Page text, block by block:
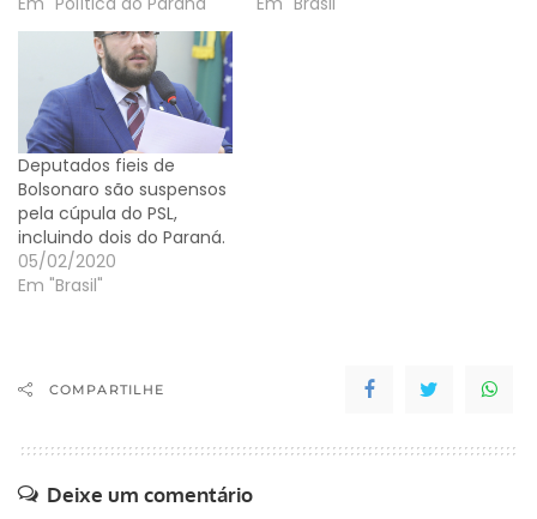
Deputados fieis de
Bolsonaro são suspensos
pela cúpula do PSL,
incluindo dois do Paraná.
05/02/2020
Em "Brasil"
COMPARTILHE
Deixe um comentário